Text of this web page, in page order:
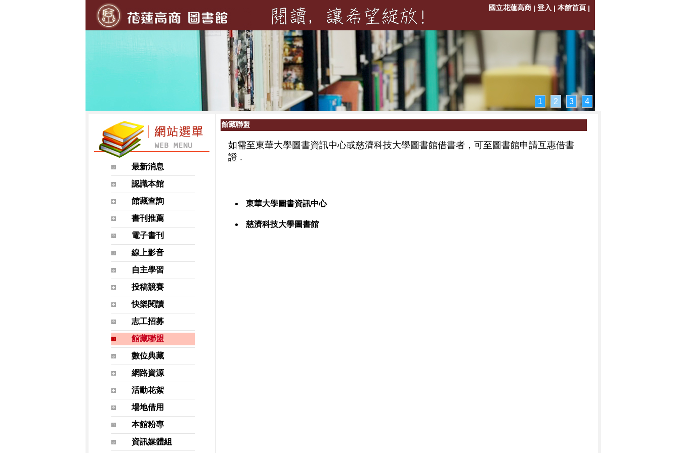
國立花蓮高商| 登入 | 本館首頁 |
1 2 3 4
最新消息
認識本館
館藏查詢
書刊推薦
電子書刊
線上影音
自主學習
投稿競賽
快樂閱讀
志工招募
館藏聯盟
數位典藏
網路資源
活動花絮
場地借用
本館粉專
資訊媒體組
館藏聯盟
如需至東華大學圖書資訊中心或慈濟科技大學圖書館借書者，可至圖書館申請互惠借書
證 .
東華大學圖書資訊中心
慈濟科技大學圖書館